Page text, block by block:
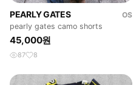
PEARLY GATES
OS
pearly gates camo shorts
45,000원
87 8